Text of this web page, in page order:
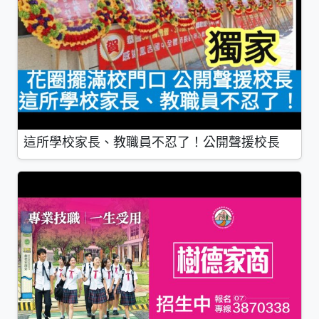
這所學校家長、教職員不忍了！公開聲援校長